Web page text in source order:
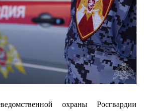
охраны Росгвардии